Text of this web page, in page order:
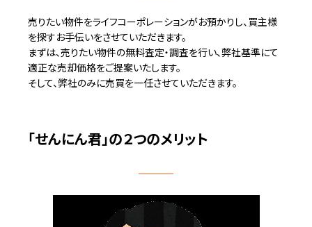
売りたい物件をライフコーポレーションがお預かりし、買主様
を探すお手伝いをさせていただきます。
まずは、売りたい物件の無料査定・調査を行い、弊社基準にて
適正な売却価格をご提案いたします。
そして、弊社のみに売買を一任させていただきます。
「せんにん君」の２つのメリット